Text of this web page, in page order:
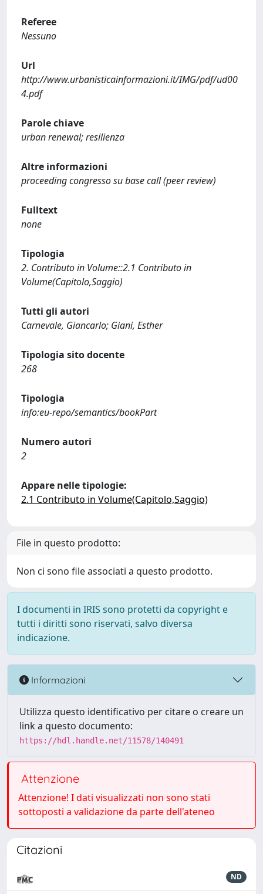
Referee
Nessuno
Url
http://www.urbanisticainformazioni.it/IMG/pdf/ud00
4.pdf
Parole chiave
urban renewal; resilienza
Altre informazioni
proceeding congresso su base call (peer review)
Fulltext
none
Tipologia
2. Contributo in Volume::2.1 Contributo in
Volume(Capitolo,Saggio)
Tutti gli autori
Carnevale, Giancarlo; Giani, Esther
Tipologia sito docente
268
Tipologia
info:eu-repo/semantics/bookPart
Numero autori
2
Appare nelle tipologie:
2.1 Contributo in Volume(Capitolo,Saggio)
File in questo prodotto:
Non ci sono file associati a questo prodotto.
I documenti in IRIS sono protetti da copyright e
tutti i diritti sono riservati, salvo diversa
indicazione.
Informazioni
Utilizza questo identificativo per citare o creare un
link a questo documento:
https://hdl.handle.net/11578/140491
Attenzione
Attenzione! I dati visualizzati non sono stati
sottoposti a validazione da parte dell'ateneo
Citazioni
ND